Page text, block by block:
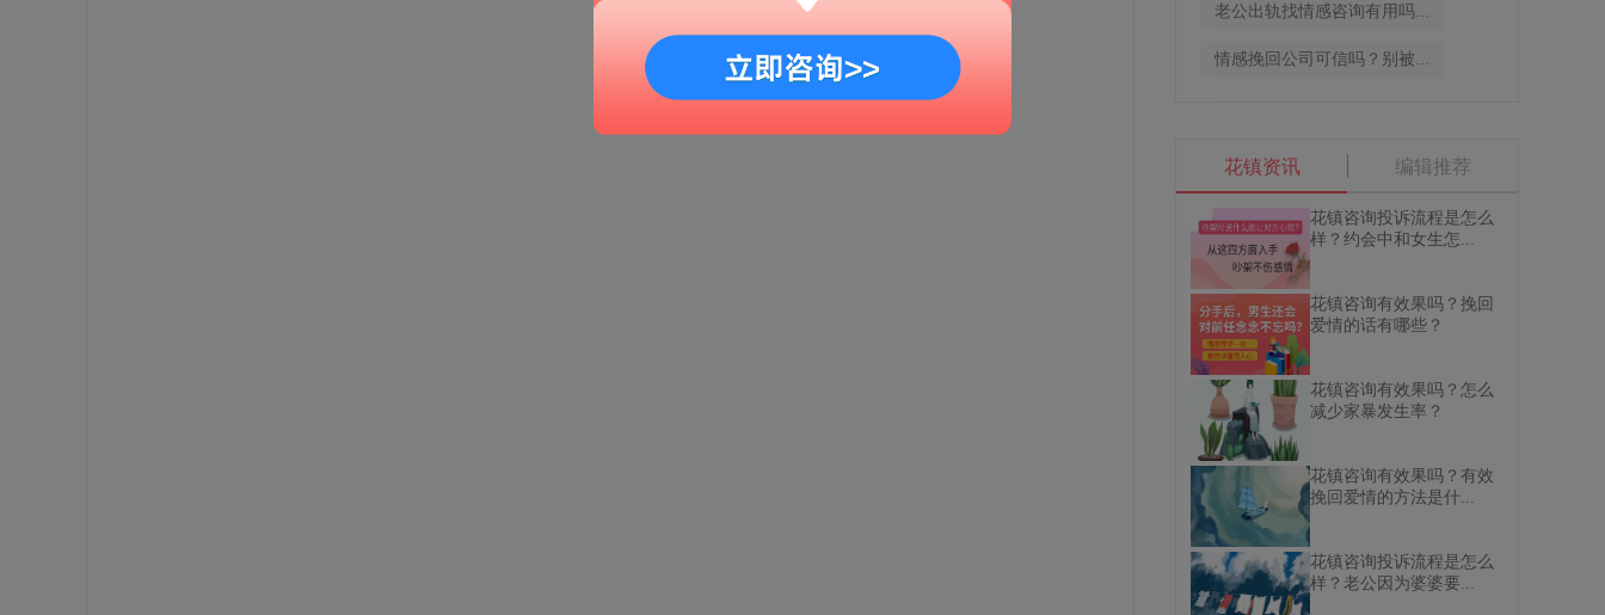
老公出轨找情感咨询有用吗...
情感挽回公司可信吗？别被...
花镇资讯 编辑推荐
花镇咨询投诉流程是怎么
样？约会中和女生怎...
花镇咨询有效果吗？挽回
爱情的话有哪些？
花镇咨询有效果吗？怎么
减少家暴发生率？
花镇咨询有效果吗？有效
挽回爱情的方法是什...
花镇咨询投诉流程是怎么
样？老公因为婆婆要...